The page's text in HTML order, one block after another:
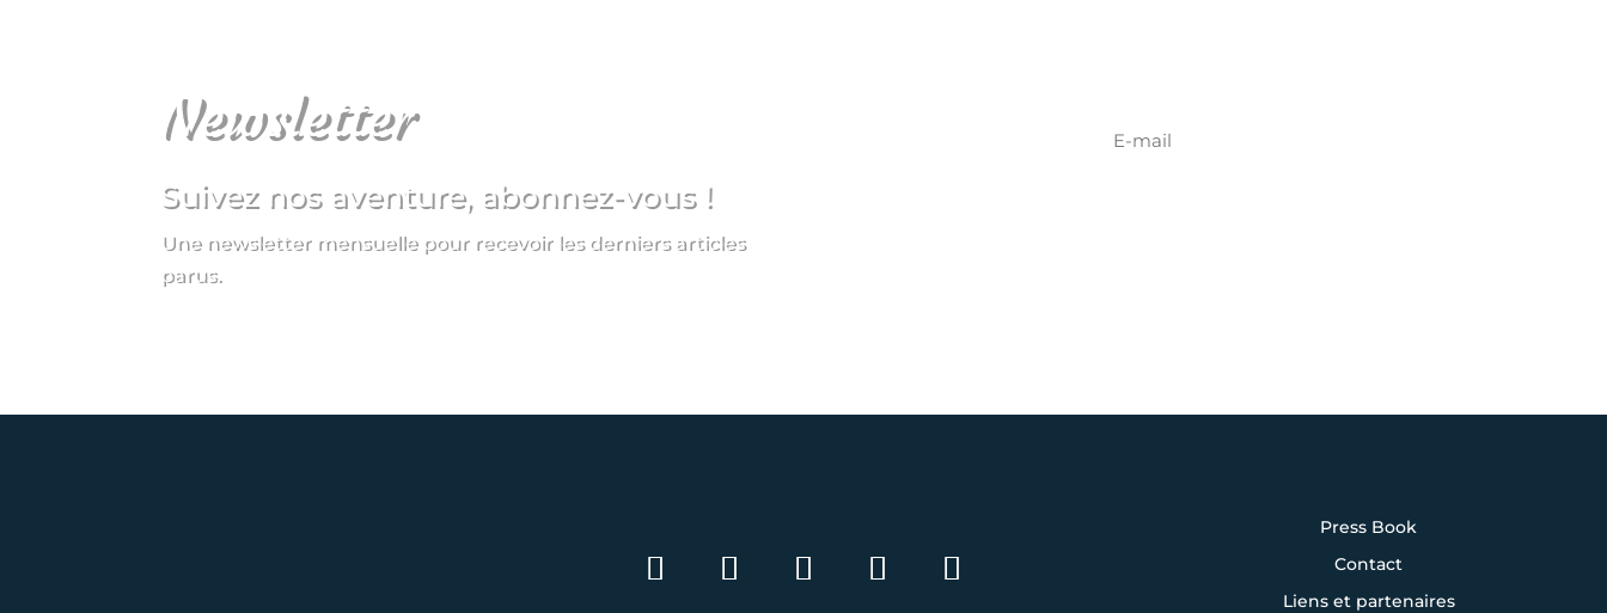
Newsletter
Suivez nos aventure, abonnez-vous !
Une newsletter mensuelle pour recevoir les derniers articles
parus.
Press Book
Contact
Liens et partenaires